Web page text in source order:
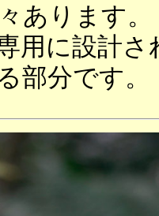
あります。
用に設計さ
部分です。